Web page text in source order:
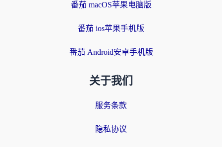
番茄 macOS苹果电脑版
番茄 ios苹果手机版
番茄 Android安卓手机版
关于我们
服务条款
隐私协议